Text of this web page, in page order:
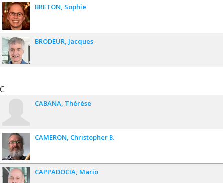
BRETON Sophie
BRODEUR Jacques
C
CABANA Thérèse
CAMERON Christopher B.
CAPPADOCIA Mario